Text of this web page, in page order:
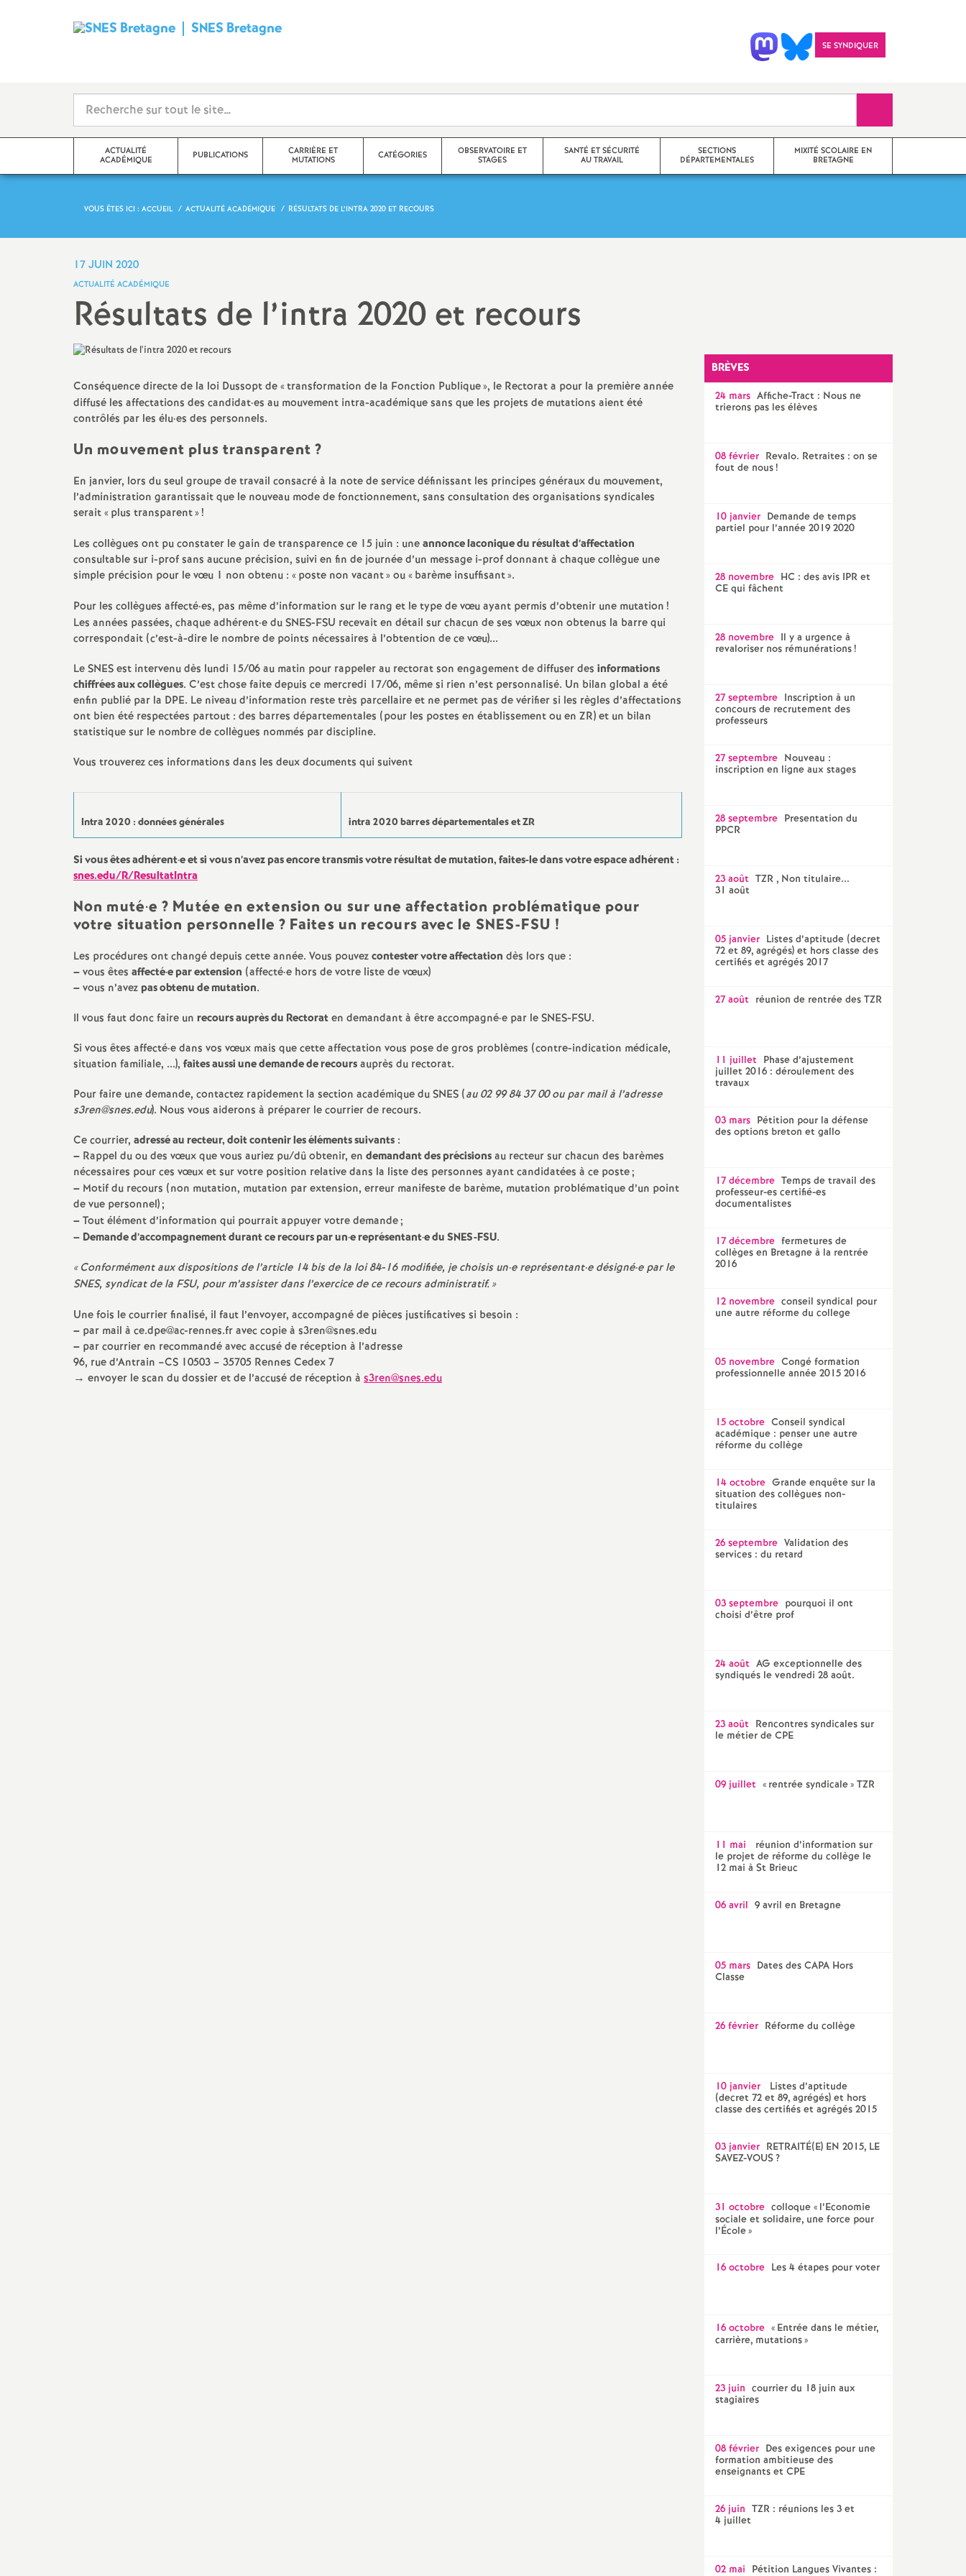
SNES BretagneS
d
i
c
t
N
t
i
o
a
l
d
e
s
E
n
e
g
n
m
e
n
t
s
d
e
S
e
c
SE SYNDIQUER
ACTUALITÉ
ACADÉMIQUE
Édito
Actualité académique (S3)
Adhésion
Contacter la section
académique (S3)
Retraite : la réforme de trop
Agir en CA
discrimination; Egalité
homme-femme
Congrès académique
Au BO et les circulaires
rectorales
établissements
PUBLICATIONS
Archives 2024-2025
Archives 2021 2022
Archives 2019 2020
Archives 2018 2019
Archives 2017 2018
Archives 2016 -2017
Archives 2015 2016
Archives 2013 2014
Archives 2012 2013
Archive 2011 2012
Archives 2004 2010
CARRIÈRE ET
MUTATIONS
Classe exceptionnelle
Congé de formation
professionnelle
Carrière
Fiches syndicales
CATÉGORIES
Non titulaires
AED, AESH
OBSERVATOIRE ET
STAGES
Langue régionale
SANTÉ ET SÉCURITÉ
AU TRAVAIL
SECTIONS
DÉPARTEMENTALES
MIXITÉ SCOLAIRE EN
BRETAGNE
VOUS ÊTES ICI : ACCUEIL ACTUALITÉ ACADÉMIQUE RÉSULTATS DE L’INTRA 2020 ET RECOURS
17 JUIN 2020
ACTUALITÉ ACADÉMIQUE
Résultats de l’intra 2020 et recours
Conséquence directe de la loi Dussopt de «transformation de la Fonction Publique», le Rectorat a pour la première année
diffusé les affectations des candidat·es au mouvement intra-académique sans que les projets de mutations aient été
contrôlés par les élu·es des personnels.
Un mouvement plus transparent ?
En janvier, lors du seul groupe de travail consacré à la note de service définissant les principes généraux du mouvement,
l’administration garantissait que le nouveau mode de fonctionnement, sans consultation des organisations syndicales
serait «plus transparent»!
Les collègues ont pu constater le gain de transparence ce 15 juin : uneannonce laconique du résultat d’affectation
consultable sur i-prof sans aucune précision, suivi en fin de journée d’un message i-prof donnant à chaque collègue une
simple précision pour le vœu 1 non obtenu : «poste non vacant» ou «barème insuffisant».
Pour les collègues affecté·es, pas même d’information sur le rang et le type de vœu ayant permis d’obtenir une mutation !
Les années passées, chaque adhérent·e du SNES-FSU recevait en détail sur chacun de ses vœux non obtenus la barre qui
correspondait (c’est-à-dire le nombre de points nécessaires à l’obtention de ce vœu)...
Le SNES est intervenu dès lundi 15/06 au matin pour rappeler au rectorat son engagement de diffuser des informations
chiffrées aux collègues. C’est chose faite depuis ce mercredi 17/06, même si rien n’est personnalisé. Un bilan global a été
enfin publié par la DPE. Le niveau d’information reste très parcellaire et ne permet pas de vérifier si les règles d’affectations
ont bien été respectées partout : des barres départementales (pour les postes en établissement ou en ZR) et un bilan
statistique sur le nombre de collègues nommés par discipline.
Vous trouverez ces informations dans les deux documents qui suivent
Intra 2020 : données générales intra 2020 barres départementales et ZR
Si vous êtes adhérent·e et si vous n’avez pas encore transmis votre résultat de mutation, faites-le dans votre espace adhérent :
snes.edu/R/ResultatIntra
Non muté·e ? Mutée en extension ou sur une affectation problématique pour
votre situation personnelle ? Faites un recours avec le SNES-FSU !
Les procédures ont changé depuis cette année. Vous pouvezcontester votre affectation dès lors que :
–vous êtes affecté·e par extension (affecté·e hors de votre liste de vœux)
–vous n’avezpas obtenu de mutation.
Il vous faut donc faire un recours auprès du Rectoraten demandant à être accompagné·e par le SNES-FSU.
Si vous êtes affecté·e dans vos vœux mais que cette affectation vous pose de gros problèmes (contre-indication médicale,
situation familiale, ...), faites aussi une demande de recoursauprès du rectorat.
Pour faire une demande, contactez rapidement la section académique du SNES (au 02 99 84 37 00 ou par mail à l’adresse
s3ren@snes.edu). Nous vous aiderons à préparer le courrier de recours.
Ce courrier, adressé au recteur, doit contenir les éléments suivants :
– Rappel du ou des vœux que vous auriez pu/dû obtenir, en demandant des précisionsau recteur sur chacun des barèmes
nécessaires pour ces vœux et sur votre position relative dans la liste des personnes ayant candidatées à ce poste;
– Motif du recours (non mutation, mutation par extension, erreur manifeste de barème, mutation problématique d’un point
de vue personnel);
–Tout élément d’information qui pourrait appuyer votre demande;
– Demande d’accompagnement durant ce recours par un·e représentant·e du SNES-FSU.
« Conformément aux dispositions de l’article 14 bis de la loi 84-16 modifiée, je choisis un·e représentant·e désigné·e par le
SNES, syndicat de la FSU, pour m’assister dans l’exercice de ce recours administratif.»
Une fois le courrier finalisé, il faut l’envoyer, accompagné de pièces justificatives si besoin :
– par mail à ce.dpe@ac-rennes.fr avec copie à s3ren@snes.edu
– par courrier en recommandé avec accusé de réception à l’adresse
96, rue d’Antrain –CS 10503 – 35705 Rennes Cedex 7
→ envoyer le scan du dossier et de l’accusé de réception à s3ren@snes.edu
BRÈVES
24 mars Affiche-Tract : Nous ne
trierons pas les élèves
08 février Revalo. Retraites : on se
fout de nous!
10 janvier Demande de temps
partiel pour l’année 2019 2020
28 novembre HC : des avis IPR et
CE qui fâchent
28 novembre Il y a urgence à
revaloriser nos rémunérations!
27 septembre Inscription à un
concours de recrutement des
professeurs
27 septembre Nouveau :
inscription en ligne aux stages
28 septembre Presentation du
PPCR
23 août TZR , Non titulaire...
31 août
05 janvier Listes d’aptitude (decret
72 et 89, agrégés) et hors classe des
certifiés et agrégés 2017
27 août réunion de rentrée des TZR
11 juillet Phase d’ajustement
juillet 2016 : déroulement des
travaux
03 mars Pétition pour la défense
des options breton et gallo
17 décembre Temps de travail des
professeur-es certifié-es
documentalistes
17 décembre fermetures de
collèges en Bretagne à la rentrée
2016
12 novembre conseil syndical pour
une autre réforme du college
05 novembre Congé formation
professionnelle année 2015 2016
15 octobre Conseil syndical
académique : penser une autre
réforme du collège
14 octobre Grande enquête sur la
situation des collègues non-
titulaires
26 septembre Validation des
services : du retard
03 septembre pourquoi il ont
choisi d’être prof
24 août AG exceptionnelle des
syndiqués le vendredi 28 août.
23 août Rencontres syndicales sur
le métier de CPE
09 juillet « rentrée syndicale» TZR
11 mai
réunion d’information sur
le projet de réforme du collège le
12 mai à St Brieuc
06 avril 9 avril en Bretagne
05 mars Dates des CAPA Hors
Classe
26 février Réforme du collège
10 janvier
Listes d’aptitude
(decret 72 et 89, agrégés) et hors
classe des certifiés et agrégés 2015
03 janvier RETRAITÉ(E) EN 2015, LE
SAVEZ-VOUS?
31 octobre colloque « l’Economie
sociale et solidaire, une force pour
l’École»
16 octobre Les 4 étapes pour voter
16 octobre « Entrée dans le métier,
carrière, mutations»
23 juin courrier du 18 juin aux
stagiaires
08 février Des exigences pour une
formation ambitieuse des
enseignants et CPE
26 juin TZR : réunions les 3 et
4 juillet
02 mai Pétition Langues Vivantes :